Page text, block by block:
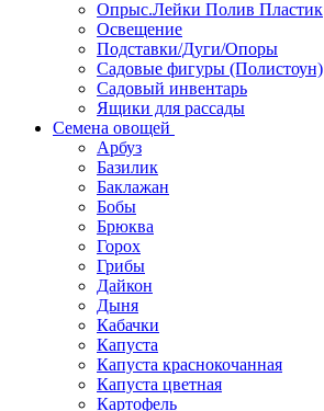
Опрыс.Лейки Полив Пластик
Освещение
Подставки/Дуги/Опоры
Садовые фигуры (Полистоун)
Садовый инвентарь
Ящики для рассады
Семена овощей
Арбуз
Базилик
Баклажан
Бобы
Брюква
Горох
Грибы
Дайкон
Дыня
Кабачки
Капуста
Капуста краснокочанная
Капуста цветная
Картофель